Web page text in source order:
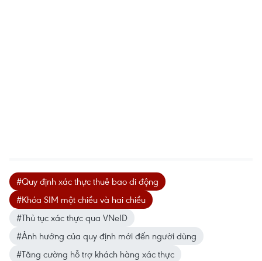
#Quy định xác thực thuê bao di động
#Khóa SIM một chiều và hai chiều
#Thủ tục xác thực qua VNeID
#Ảnh hưởng của quy định mới đến người dùng
#Tăng cường hỗ trợ khách hàng xác thực